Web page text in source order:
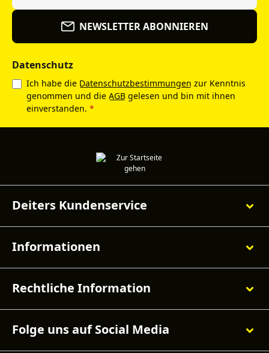
NEWSLETTER ABONNIEREN
Datenschutz
Ich habe die Datenschutzbestimmungen zur Kenntnis
genommen und die AGB gelesen und bin mit ihnen
einverstanden. *
Deiters Kundenservice
Informationen
Rechtliche Information
Folge uns auf Social Media